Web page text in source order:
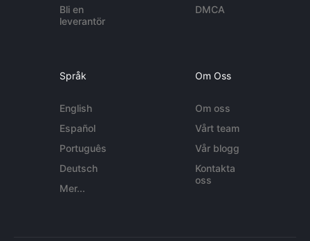
Bli en
leverantör
DMCA
Språk
English
Español
Português
Deutsch
Mer...
Om Oss
Om oss
Vårt team
Vår blogg
Kontakta
oss